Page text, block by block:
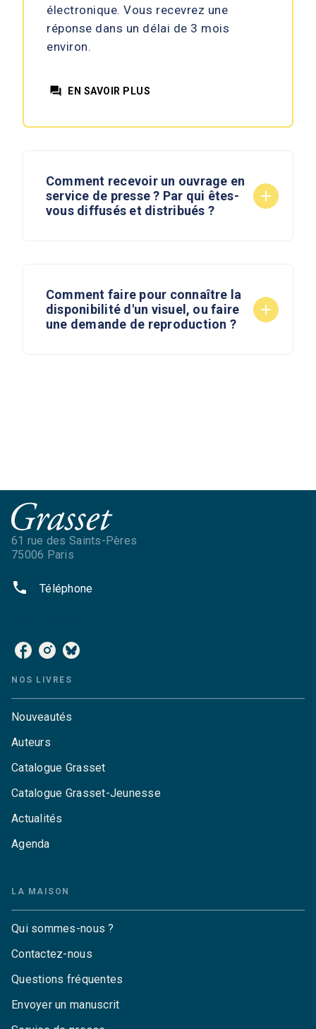
électronique. Vous recevrez une
réponse dans un délai de 3 mois
environ.
question_answer EN SAVOIR PLUS
Comment recevoir un ouvrage en
service de presse ? Par qui êtes-
vous diffusés et distribués ?
add
Comment faire pour connaître la
disponibilité d'un visuel, ou faire
une demande de reproduction ?
add
61 rue des Saints-Pères
75006 Paris
phone Téléphone
NOS LIVRES
Nouveautés
Auteurs
Catalogue Grasset
Catalogue Grasset-Jeunesse
Actualités
Agenda
LA MAISON
Qui sommes-nous ?
Contactez-nous
Questions fréquentes
Envoyer un manuscrit